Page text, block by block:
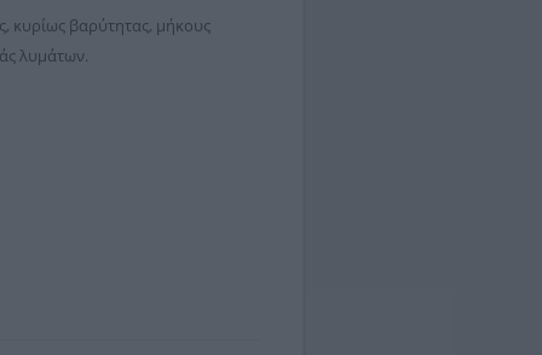
κυρίως βαρύτητας, μήκους
λυμάτων.